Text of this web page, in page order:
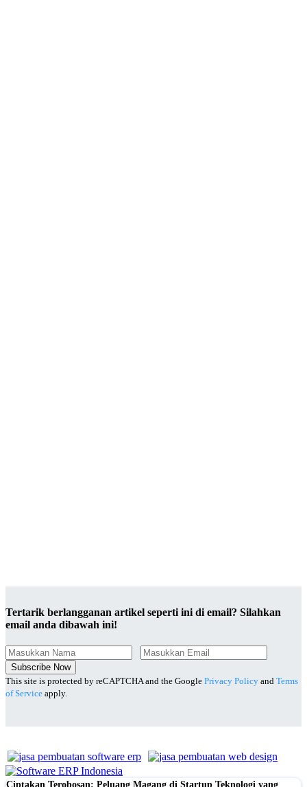
Tertarik berlangganan artikel seperti ini di email? Silahkan
email anda dibawah ini!
Subscribe Now
This site is protected by reCAPTCHA and the Google Privacy Policy and Terms
of Service apply.
Ciptakan Terobosan: Peluang Magang di Startup Teknologi yang